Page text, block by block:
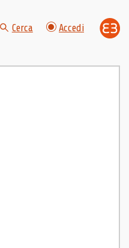
Cerca Accedi